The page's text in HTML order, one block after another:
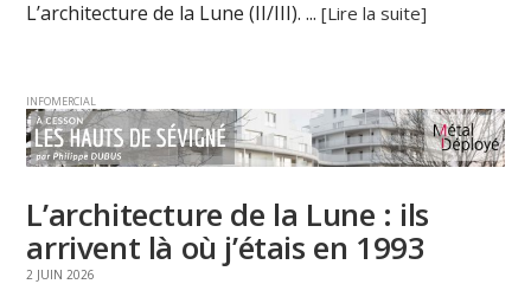
L’architecture de la Lune (II/III). ...[Lire la suite]
INFOMERCIAL
L’architecture de la Lune : ils
arrivent là où j’étais en 1993
2 JUIN 2026